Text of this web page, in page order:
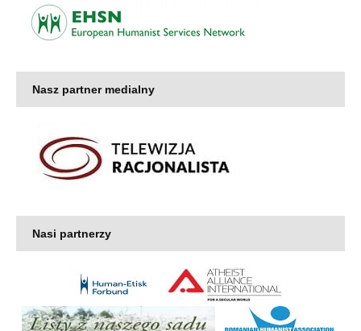
Nasz partner medialny
Nasi partnerzy